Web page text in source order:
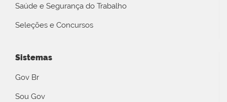
Saúde e Segurança do Trabalho
Seleções e Concursos
Sistemas
Gov Br
Sou Gov